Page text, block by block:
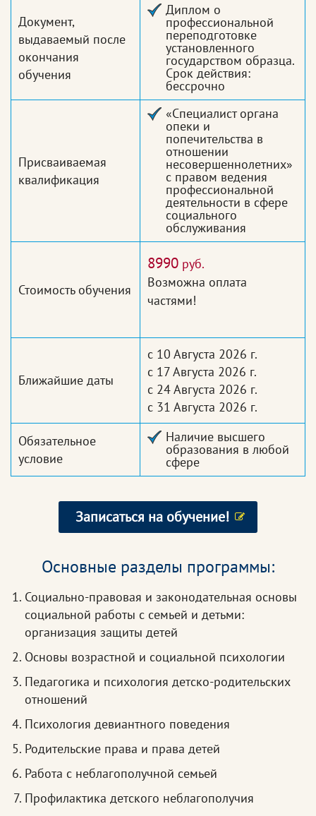
Документ,
выдаваемый после
окончания
обучения
Диплом о
профессиональной
переподготовке
установленного
государством образца.
Срок действия:
бессрочно
Присваиваемая
квалификация
«Специалист органа
опеки и
попечительства в
отношении
несовершеннолетних»
с правом ведения
профессиональной
деятельности в сфере
социального
обслуживания
Стоимость обучения
8990 руб.
Возможна оплата
частями!
Ближайшие даты
с 10 Августа 2026 г.
с 17 Августа 2026 г.
с 24 Августа 2026 г.
с 31 Августа 2026 г.
Обязательное
условие
Наличие высшего
образования в любой
сфере
Записаться на обучение!
Основные разделы программы:
Социально-правовая и законодательная основы
социальной работы с семьей и детьми:
организация защиты детей
Основы возрастной и социальной психологии
Педагогика и психология детско-родительских
отношений
Психология девиантного поведения
Родительские права и права детей
Работа с неблагополучной семьей
Профилактика детского неблагополучия